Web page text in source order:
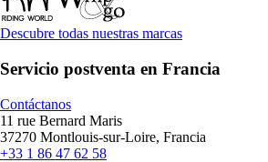
Descubre todas nuestras marcas
Servicio postventa en Francia
Contáctanos
11 rue Bernard Maris
37270 Montlouis-sur-Loire, Francia
+33 1 86 47 62 58